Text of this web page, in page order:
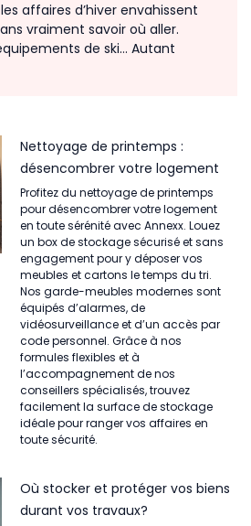
affaires d’hiver envahissent
vraiment savoir où aller.
de ski… Autant
Nettoyage de printemps :
désencombrer votre logement
Profitez du nettoyage de printemps
pour désencombrer votre logement
en toute sérénité avec Annexx. Louez
un box de stockage sécurisé et sans
engagement pour y déposer vos
meubles et cartons le temps du tri.
Nos garde-meubles modernes sont
équipés d’alarmes, de
vidéosurveillance et d’un accès par
code personnel. Grâce à nos
formules flexibles et à
l’accompagnement de nos
conseillers spécialisés, trouvez
facilement la surface de stockage
idéale pour ranger vos affaires en
toute sécurité.
Où stocker et protéger vos biens
durant vos travaux?